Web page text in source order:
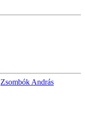
Zsombók András